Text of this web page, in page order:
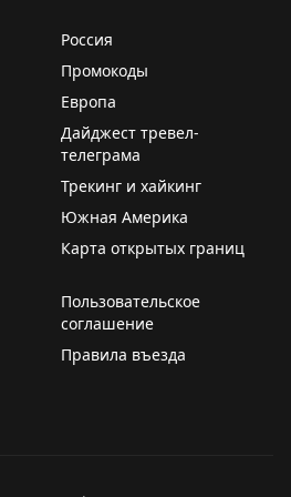
экскурсионный тур
и питанием.
Россия
Промокоды
Европа
Дайджест тревел-
телеграма
Трекинг и хайкинг
Южная Америка
Карта открытых границ
Пользовательское
соглашение
Правила въезда